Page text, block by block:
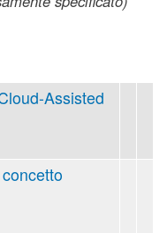
Assisted